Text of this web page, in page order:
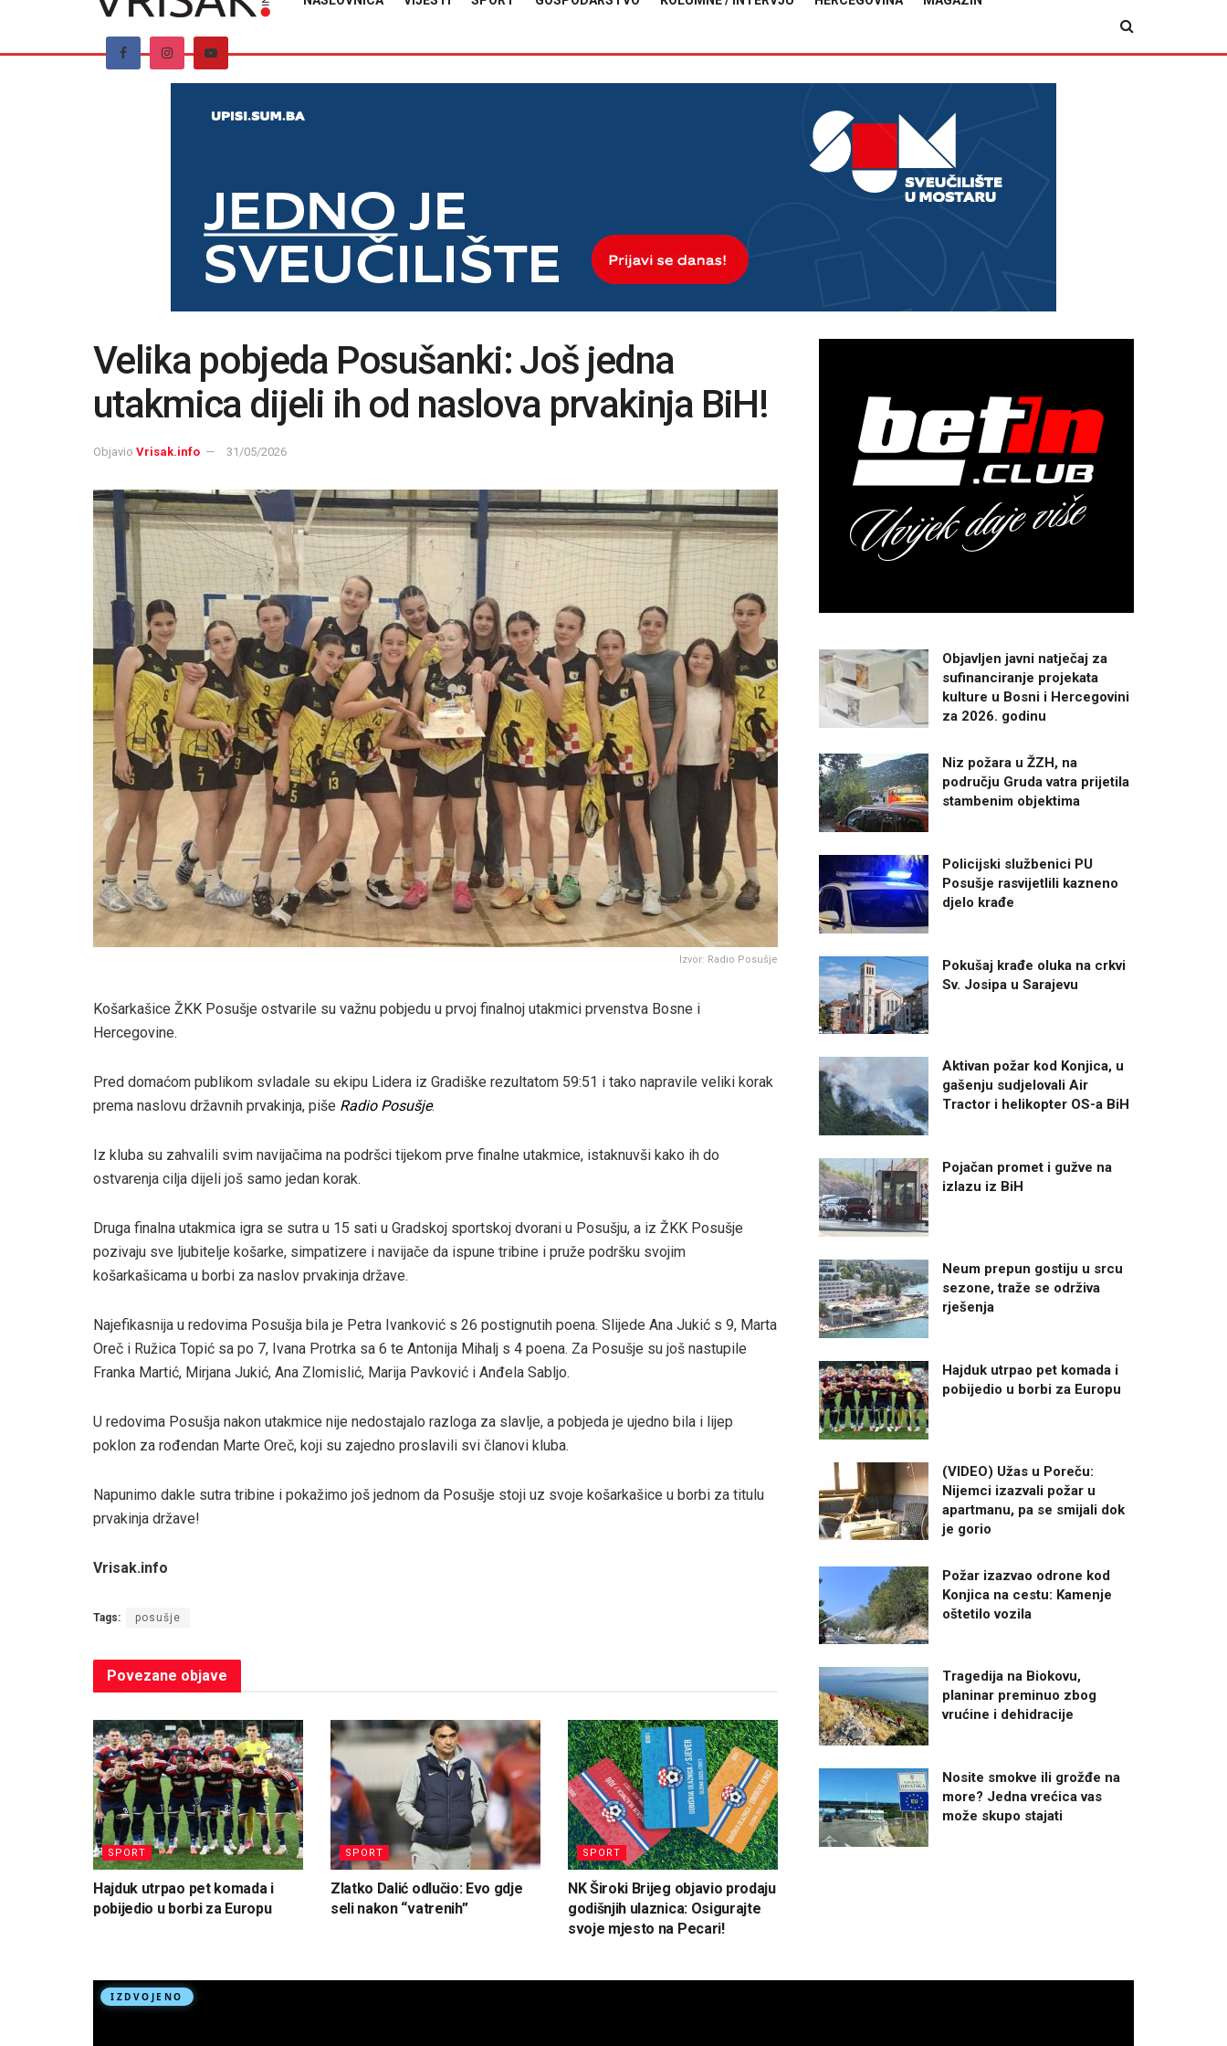
Velika pobjeda Posušanki: Još jedna
utakmica dijeli ih od naslova prvakinja BiH!
Objavio Vrisak.info 31/05/2026
Izvor: Radio Posušje
Košarkašice ŽKK Posušje ostvarile su važnu pobjedu u prvoj finalnoj utakmici prvenstva Bosne i
Hercegovine.
Pred domaćom publikom svladale su ekipu Lidera iz Gradiške rezultatom 59:51 i tako napravile veliki korak
prema naslovu državnih prvakinja, piše Radio Posušje.
Iz kluba su zahvalili svim navijačima na podršci tijekom prve finalne utakmice, istaknuvši kako ih do
ostvarenja cilja dijeli još samo jedan korak.
Druga finalna utakmica igra se sutra u 15 sati u Gradskoj sportskoj dvorani u Posušju, a iz ŽKK Posušje
pozivaju sve ljubitelje košarke, simpatizere i navijače da ispune tribine i pruže podršku svojim
košarkašicama u borbi za naslov prvakinja države.
Najefikasnija u redovima Posušja bila je Petra Ivanković s 26 postignutih poena. Slijede Ana Jukić s 9, Marta
Oreč i Ružica Topić sa po 7, Ivana Protrka sa 6 te Antonija Mihalj s 4 poena. Za Posušje su još nastupile
Franka Martić, Mirjana Jukić, Ana Zlomislić, Marija Pavković i Anđela Sabljo.
U redovima Posušja nakon utakmice nije nedostajalo razloga za slavlje, a pobjeda je ujedno bila i lijep
poklon za rođendan Marte Oreč, koji su zajedno proslavili svi članovi kluba.
Napunimo dakle sutra tribine i pokažimo još jednom da Posušje stoji uz svoje košarkašice u borbi za titulu
prvakinja države!
Vrisak.info
Tags: posušje
Povezane objave
SPORT
Hajduk utrpao pet komada i
pobijedio u borbi za Europu
SPORT
Zlatko Dalić odlučio: Evo gdje
seli nakon “vatrenih”
SPORT
NK Široki Brijeg objavio prodaju
godišnjih ulaznica: Osigurajte
svoje mjesto na Pecari!
Objavljen javni natječaj za
sufinanciranje projekata
kulture u Bosni i Hercegovini
za 2026. godinu
Niz požara u ŽZH, na
području Gruda vatra prijetila
stambenim objektima
Policijski službenici PU
Posušje rasvijetlili kazneno
djelo krađe
Pokušaj krađe oluka na crkvi
Sv. Josipa u Sarajevu
Aktivan požar kod Konjica, u
gašenju sudjelovali Air
Tractor i helikopter OS-a BiH
Pojačan promet i gužve na
izlazu iz BiH
Neum prepun gostiju u srcu
sezone, traže se održiva
rješenja
Hajduk utrpao pet komada i
pobijedio u borbi za Europu
(VIDEO) Užas u Poreču:
Nijemci izazvali požar u
apartmanu, pa se smijali dok
je gorio
Požar izazvao odrone kod
Konjica na cestu: Kamenje
oštetilo vozila
Tragedija na Biokovu,
planinar preminuo zbog
vrućine i dehidracije
Nosite smokve ili grožđe na
more? Jedna vrećica vas
može skupo stajati